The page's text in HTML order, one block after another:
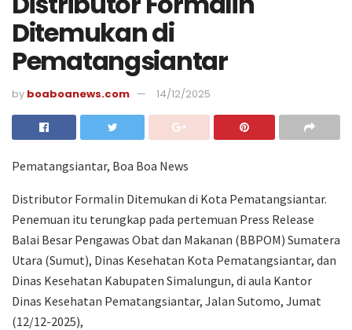
Ditemukan di
Pematangsiantar
by boaboanews.com 14/12/2025
Pematangsiantar, Boa Boa News
Distributor Formalin Ditemukan di Kota Pematangsiantar.
Penemuan itu terungkap pada pertemuan Press Release
Balai Besar Pengawas Obat dan Makanan (BBPOM) Sumatera
Utara (Sumut), Dinas Kesehatan Kota Pematangsiantar, dan
Dinas Kesehatan Kabupaten Simalungun, di aula Kantor
Dinas Kesehatan Pematangsiantar, Jalan Sutomo, Jumat
(12/12-2025),